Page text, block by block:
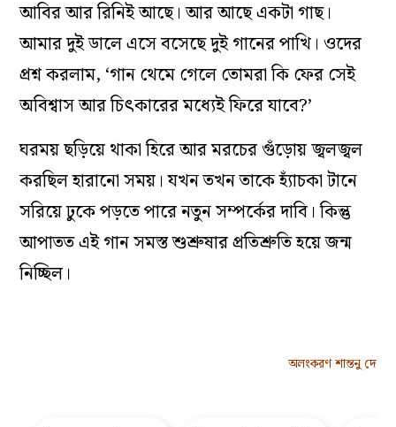
আবির আর রিনিই আছে। আর আছে একটা গাছ।
আমার দুই ডালে এসে বসেছে দুই গানের পাখি। ওদের
প্রশ্ন করলাম, ‘গান থেমে গেলে তোমরা কি ফের সেই
অবিশ্বাস আর চিৎকারের মধ্যেই ফিরে যাবে?’
ঘরময় ছড়িয়ে থাকা হিরে আর মরচের গুঁড়োয় জ্বলজ্বল
করছিল হারানো সময়। যখন তখন তাকে হ্যাঁচকা টানে
সরিয়ে ঢুকে পড়তে পারে নতুন সম্পর্কের দাবি। কিন্তু
আপাতত এই গান সমস্ত শুশ্রুষার প্রতিশ্রুতি হয়ে জন্ম
নিচ্ছিল।
অলংকরণ শান্তনু দে